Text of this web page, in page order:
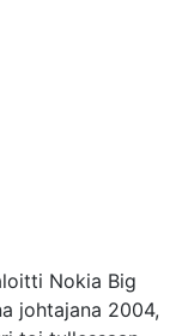
Nokia Big
johtajana 2004,